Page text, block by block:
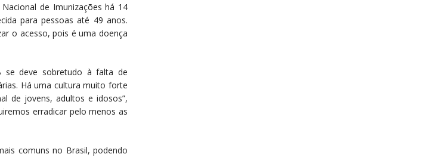
de Imunizações há 14
para pessoas até 49 anos.
o acesso, pois é uma doença
se deve sobretudo à falta de
Há uma cultura muito forte
de jovens, adultos e idosos”,
erradicar pelo menos as
comuns no Brasil, podendo